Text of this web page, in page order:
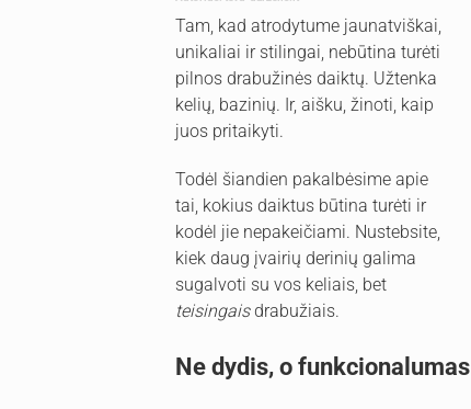
Tam, kad atrodytume jaunatviškai,
unikaliai ir stilingai, nebūtina turėti
pilnos drabužinės daiktų. Užtenka
kelių, bazinių. Ir, aišku, žinoti, kaip
juos pritaikyti.
Todėl šiandien pakalbėsime apie
tai, kokius daiktus būtina turėti ir
kodėl jie nepakeičiami. Nustebsite,
kiek daug įvairių derinių galima
sugalvoti su vos keliais, bet
teisingaisdrabužiais.
Ne dydis, o funkcionalumas